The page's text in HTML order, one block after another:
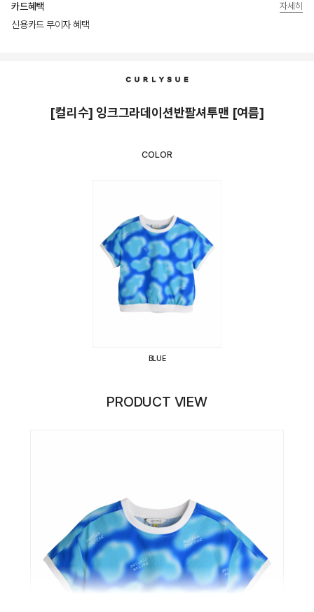
카드혜택
신용카드 무이자 혜택
자세히
[컬리수] 잉크그라데이션반팔셔투맨 [여름]
COLOR
BLUE
PRODUCT VIEW